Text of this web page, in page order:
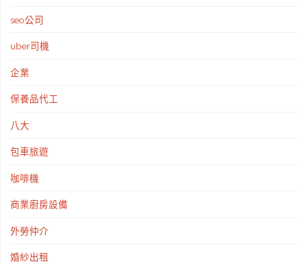
seo公司
uber司機
企業
保養品代工
八大
包車旅遊
咖啡機
商業廚房設備
外勞仲介
婚紗出租